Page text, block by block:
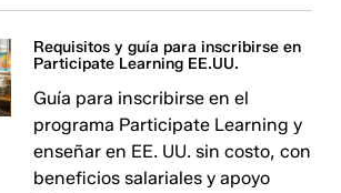
Requisitos y guía para inscribirse en
Participate Learning EE.UU.
Guía para inscribirse en el
programa Participate Learning y
enseñar en EE. UU. sin costo, con
beneficios salariales y apoyo